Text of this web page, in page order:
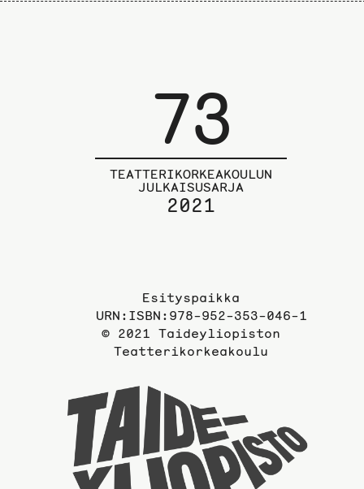
73
TEATTERIKORKEAKOULUN
JULKAISUSARJA
2021
Esityspaikka
URN:ISBN:978-952-353-046-1
© 2021 Taideyliopiston
Teatterikorkeakoulu